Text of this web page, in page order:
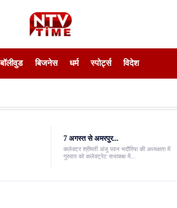
बॉलीवुड बिजनेस धर्म स्पोर्ट्स विदेश
7 अगस्त से अमरपुर...
कलेक्टर श्रीमती अंजू पवन भदौरिया की अध्यक्षता में
गुरुवार को कलेक्ट्रेट सभाकक्ष में...